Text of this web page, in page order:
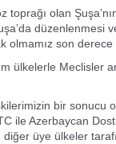
toprağı olan
düzenlenmesi
olmamız son derece
ülkelerle Meclisler
bir sonucu
ile Azerbaycan
diğer üye ülkeler